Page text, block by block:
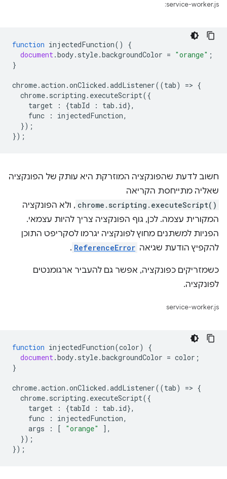
service-worker.js:
function injectedFunction()
{
document.body. style.backgroundColor = "orange" ;
}
chrome.action .onClicked .addListener((tab) => {
chrome. scripting . executeScript({
target
: {tabId : tab . id},
func
: injectedFunction,
});
});
חשוב לדעת שהפונקציה המוזרקת היא עותק של הפונקציה
שאליה מתייחסת הקריאה
chrome.scripting.executeScript() , ולא הפונקציה
המקורית עצמה. לכן, גוף הפונקציה צריך להיות עצמאי.
הפניות למשתנים מחוץ לפונקציה יגרמו לסקריפט התוכן
להקפיץ הודעת שגיאה ReferenceError
.
כשמזריקים כפונקציה, אפשר גם להעביר ארגומנטים
לפונקציה.
service-worker.js
function injectedFunction(color)
{
document.body. style.backgroundColor = color ;
}
chrome.action .onClicked .addListener((tab) => {
chrome. scripting . executeScript({
target
: {tabId : tab . id},
func
: injectedFunction,
args
: [ "orange"
],
});
});